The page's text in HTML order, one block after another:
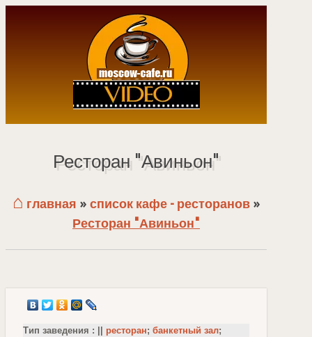
Ресторан "Авиньон"
⌂ главная » список кафе - ресторанов»
Ресторан "Авиньон"
Тип заведения : || ресторан; банкетный зал;